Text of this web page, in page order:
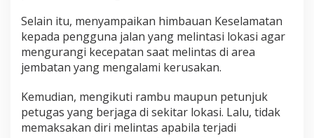
Selain itu, menyampaikan himbauan Keselamatan
kepada pengguna jalan yang melintasi lokasi agar
mengurangi kecepatan saat melintas di area
jembatan yang mengalami kerusakan.
Kemudian, mengikuti rambu maupun petunjuk
petugas yang berjaga di sekitar lokasi. Lalu, tidak
memaksakan diri melintas apabila terjadi